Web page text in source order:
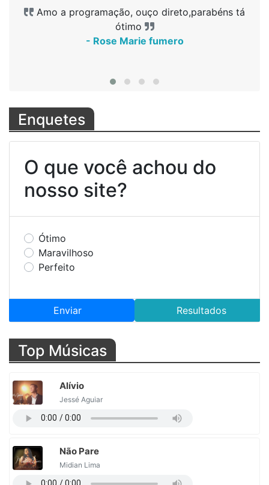
A melhor radio 🥰🥰🥰🥰🥰
- Vituuuu
Amo a programação, ouço direto,parabéns tá
ótimo
- Rose Marie fumero
🙏🏻🙏🏻🙏🏻
- Vituuu
A melhor radio 🥰🥰🥰🥰🥰
- Vituuuu
Enquetes
O que você achou do
nosso site?
Ótimo
Maravilhoso
Perfeito
Enviar Resultados
Top Músicas
Alívio
Jessé Aguiar
Não Pare
Midian Lima